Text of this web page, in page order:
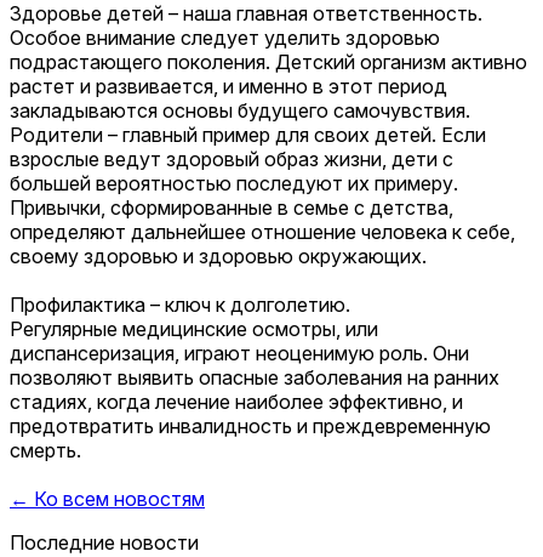
Здоровье детей – наша главная ответственность.
Особое внимание следует уделить здоровью
подрастающего поколения. Детский организм активно
растет и развивается, и именно в этот период
закладываются основы будущего самочувствия.
Родители – главный пример для своих детей. Если
взрослые ведут здоровый образ жизни, дети с
большей вероятностью последуют их примеру.
Привычки, сформированные в семье с детства,
определяют дальнейшее отношение человека к себе,
своему здоровью и здоровью окружающих.
Профилактика – ключ к долголетию.
Регулярные медицинские осмотры, или
диспансеризация, играют неоценимую роль. Они
позволяют выявить опасные заболевания на ранних
стадиях, когда лечение наиболее эффективно, и
предотвратить инвалидность и преждевременную
смерть.
← Ко всем новостям
Последние новости